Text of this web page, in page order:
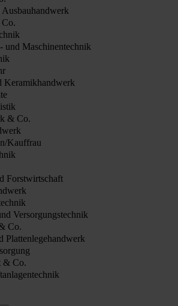
und Maschinentechnik
Keramikhandwerk
& Co.
Kauffrau
Forstwirtschaft
Versorgungstechnik
Co.
Plattenlegehandwerk
& Co.